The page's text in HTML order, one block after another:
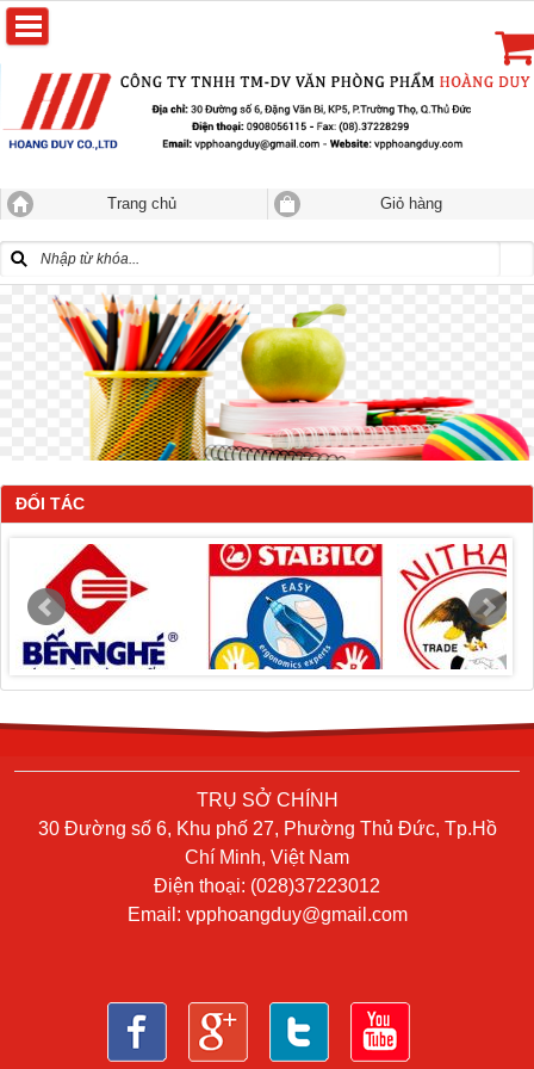
Trang chủ Giỏ hàng
ĐỐI TÁC
TRỤ SỞ CHÍNH
30 Đường số 6, Khu phố 27, Phường Thủ Đức, Tp.Hồ
Chí Minh, Việt Nam
Điện thoại: (028)37223012
Email: vpphoangduy@gmail.com